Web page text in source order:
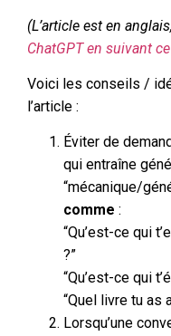
(L’article est en
ChatGPT en suivant
Voici les conseils /
l’article :
Éviter de
qui entraîne
“mécanique/
comme :
“Qu’est-ce qui
?”
“Qu’est-ce qui
“Quel livre tu as
Lorsqu’une